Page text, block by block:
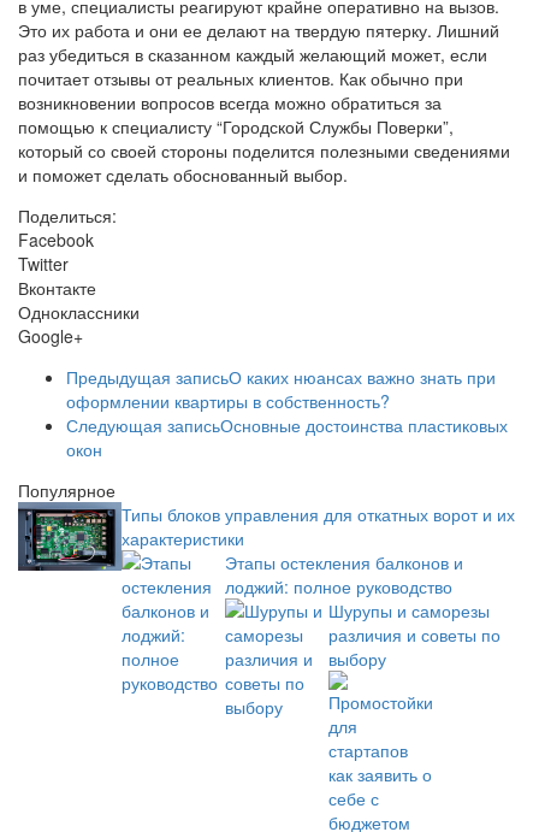
в уме, специалисты реагируют крайне оперативно на вызов.
Это их работа и они ее делают на твердую пятерку. Лишний
раз убедиться в сказанном каждый желающий может, если
почитает отзывы от реальных клиентов. Как обычно при
возникновении вопросов всегда можно обратиться за
помощью к специалисту “Городской Службы Поверки”,
который со своей стороны поделится полезными сведениями
и поможет сделать обоснованный выбор.
Поделиться:
Facebook
Twitter
Вконтакте
Одноклассники
Google+
Предыдущая записьО каких нюансах важно знать при
оформлении квартиры в собственность?
Следующая записьОсновные достоинства пластиковых
окон
Популярное
Типы блоков управления для откатных ворот и их
характеристики
Этапы остекления балконов и
лоджий: полное руководство
Шурупы и саморезы
различия и советы по
выбору